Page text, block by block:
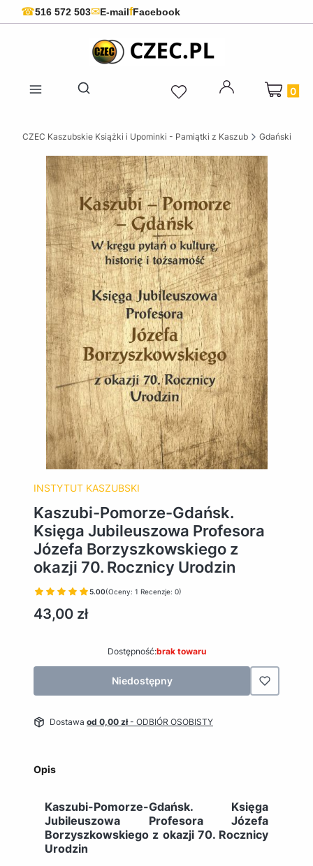
☎516 572 503✉E-mailfFacebook
Otwórz wyszukiwarkę
Produkty
CZEC Kaszubskie Książki i Upominki - Pamiątki z Kaszub Gdańskie
INSTYTUT KASZUBSKI
Kaszubi-Pomorze-Gdańsk.
Księga Jubileuszowa Profesora
Józefa Borzyszkowskiego z
okazji 70. Rocznicy Urodzin
5.00(Oceny: 1 Recenzje: 0)
Cena
43,00 zł
Dostępność:brak towaru
Niedostępny
Dostawa od 0,00 zł- ODBIÓR OSOBISTY
Opis
Kaszubi-Pomorze-Gdańsk. Księga
Jubileuszowa Profesora Józefa
Borzyszkowskiego z okazji 70. Rocznicy
Urodzin